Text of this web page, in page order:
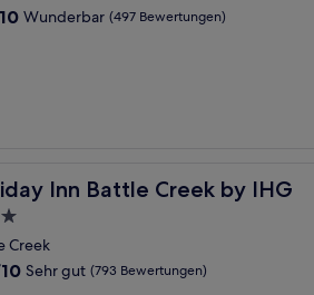
Wunderbar (497 Bewertungen)
Inn Battle Creek by IHG
Inn Battle Creek by IHG
Creek
Sehr gut (793 Bewertungen)